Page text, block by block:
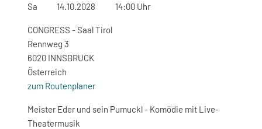
Sa 14.10.2028 14:00 Uhr
CONGRESS - Saal Tirol
Rennweg 3
6020 INNSBRUCK
Österreich
zum Routenplaner
Meister Eder und sein Pumuckl - Komödie mit Live-
Theatermusik